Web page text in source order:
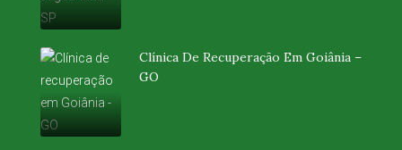
Clínica De Recuperação Em Goiânia –
GO